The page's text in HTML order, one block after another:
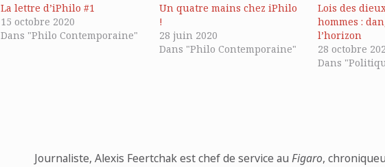
La lettre d’iPhilo #1
15 octobre 2020
Dans "Philo Contemporaine"
Un quatre mains chez iPhilo
!
28 juin 2020
Dans "Philo Contemporaine"
Lois des
hommes :
l’horizon
28 octobre
Dans
Journaliste, Alexis Feertchak est chef de service au Figaro,